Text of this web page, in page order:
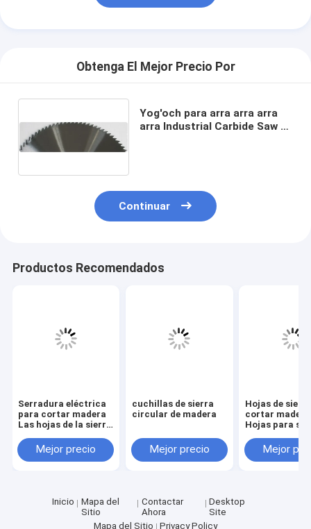
Obtenga El Mejor Precio Por
Yog'och para arra arra arra
arra Industrial Carbide Saw y
Continuar
Productos Recomendados
Serradura eléctrica
para cortar madera
Las hojas de la sierra
disponibles en
tamaño de ø 100 a
Mejor precio
cuchillas de sierra
circular de madera
Mejor precio
Hojas de
cortar
Hojas para
de carburo - ø
1200 mm -
Mejor
Inicio
Mapa del
Sitio
Contactar
Ahora
Desktop
Site
Mapa del Sitio
Privacy Policy